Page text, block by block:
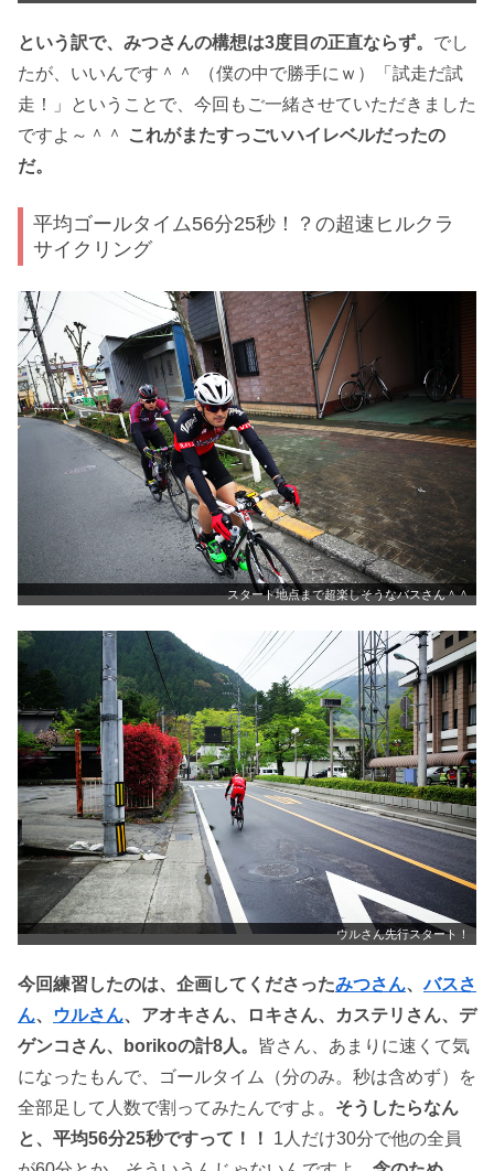
という訳で、みつさんの構想は3度目の正直ならず。 でし
たが、いいんです＾＾ （僕の中で勝手にｗ）「試走だ試
走！」ということで、今回もご一緒させていただきました
ですよ～＾＾
これがまたすっごいハイレベルだったの
だ。
平均ゴールタイム56分25秒！？の超速ヒルクラ
サイクリング
スタート地点まで超楽しそうなバスさん＾＾
ウルさん先行スタート！
今回練習したのは、企画してくださったみつさん、バスさ
ん、 ウルさん、アオキさん、ロキさん、カステリさん、デ
ゲンコさん、borikoの計8人。 皆さん、あまりに速くて気
になったもんで、ゴールタイム（分のみ。秒は含めず）を
全部足して人数で割ってみたんですよ。 そうしたらなん
と、平均56分25秒ですって！！
1人だけ30分で他の全員